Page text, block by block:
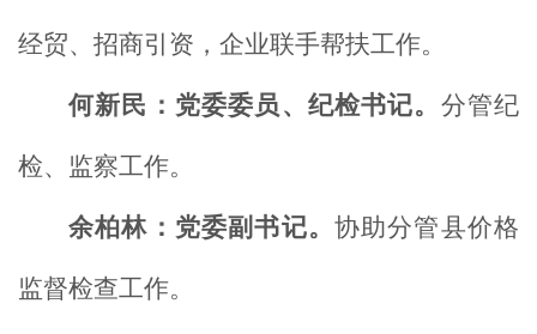
经贸、招商引资，企业联手帮扶工作。
何新民：党委委员、纪检书记。 分管纪
检、监察工作。
余柏林：党委副书记。 协助分管县价格
监督检查工作。